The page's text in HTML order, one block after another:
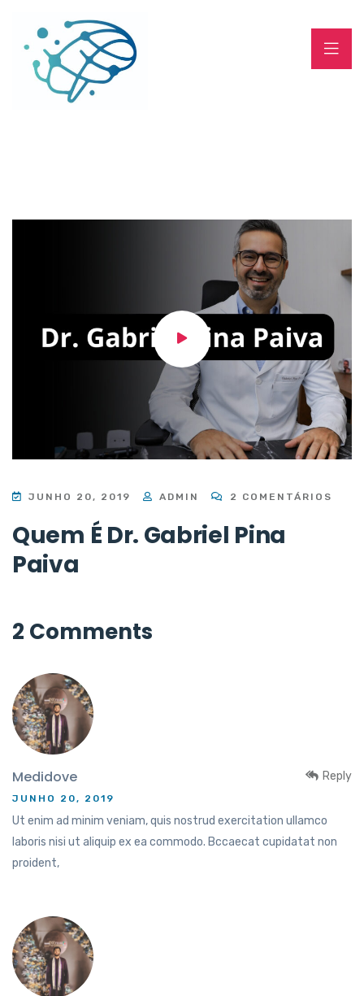
JUNHO 20, 2019 ADMIN 2 COMENTÁRIOS
Quem É Dr. Gabriel Pina
Paiva
2 Comments
Medidove
JUNHO 20, 2019
Ut enim ad minim veniam, quis nostrud exercitation ullamco
laboris nisi ut aliquip ex ea commodo. Bccaecat cupidatat non
proident,
Reply